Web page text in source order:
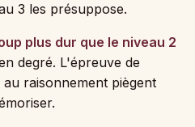
3 les présuppose.
plus dur que le niveau 2
degré. L'épreuve de
raisonnement piègent